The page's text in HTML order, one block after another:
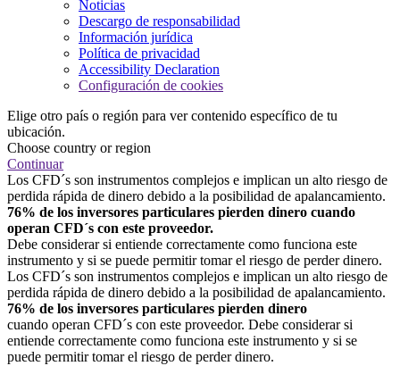
Noticias
Descargo de responsabilidad
Información jurídica
Política de privacidad
Accessibility Declaration
Configuración de cookies
Elige otro país o región para ver contenido específico de tu
ubicación.
Choose country or region
Continuar
Los CFD´s son instrumentos complejos e implican un alto riesgo de
perdida rápida de dinero debido a la posibilidad de apalancamiento.
76% de los inversores particulares pierden dinero cuando
operan CFD´s con este proveedor.
Debe considerar si entiende correctamente como funciona este
instrumento y si se puede permitir tomar el riesgo de perder dinero.
Los CFD´s son instrumentos complejos e implican un alto riesgo de
perdida rápida de dinero debido a la posibilidad de apalancamiento.
76% de los inversores particulares pierden dinero
cuando operan CFD´s con este proveedor. Debe considerar si
entiende correctamente como funciona este instrumento y si se
puede permitir tomar el riesgo de perder dinero.